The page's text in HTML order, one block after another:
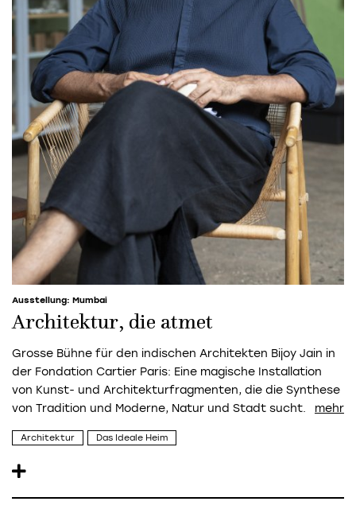
Ausstellung: Mumbai
Architektur, die atmet
Grosse Bühne für den indischen Architekten Bijoy Jain in
der Fondation Cartier Paris: Eine magische Installation
von Kunst- und Architekturfragmenten, die die Synthese
von Tradition und Moderne, Natur und Stadt sucht.
Architektur Das Ideale Heim